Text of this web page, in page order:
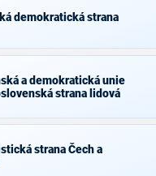
demokratická strana
a demokratická unie
strana lidová
strana Čech a